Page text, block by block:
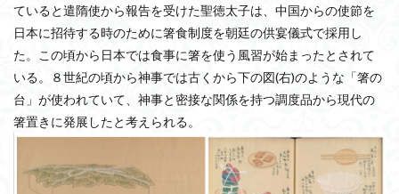
ていると遣隋使から報告を受けた聖徳太子は、中国からの使節を
日本に招待する時のために箸食制度を朝廷の供宴儀式で採用し
た。この頃から日本では食事に箸を使う風習が始まったとされて
いる。８世紀の頃から神事では古くから下の図(右)のような「箸の
台」が使われていて、神事と密接な関係を持つ調度品から現代の
箸置きに発展したと考えられる。